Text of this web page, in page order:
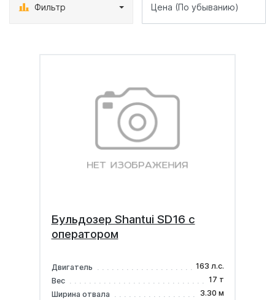
Фильтр
Бульдозер Shantui SD16 с
оператором
Двигатель
163 л.с.
Вес
17 т
Ширина отвала
3.30 м